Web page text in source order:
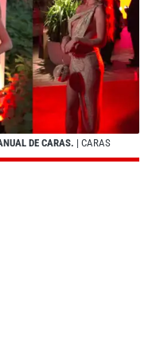
DE CARAS. | CARAS